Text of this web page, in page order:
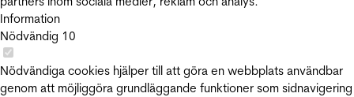
Information
Nödvändig 10
Nödvändiga cookies hjälper till att göra en webbplats användbar
genom att möjliggöra grundläggande funktioner som